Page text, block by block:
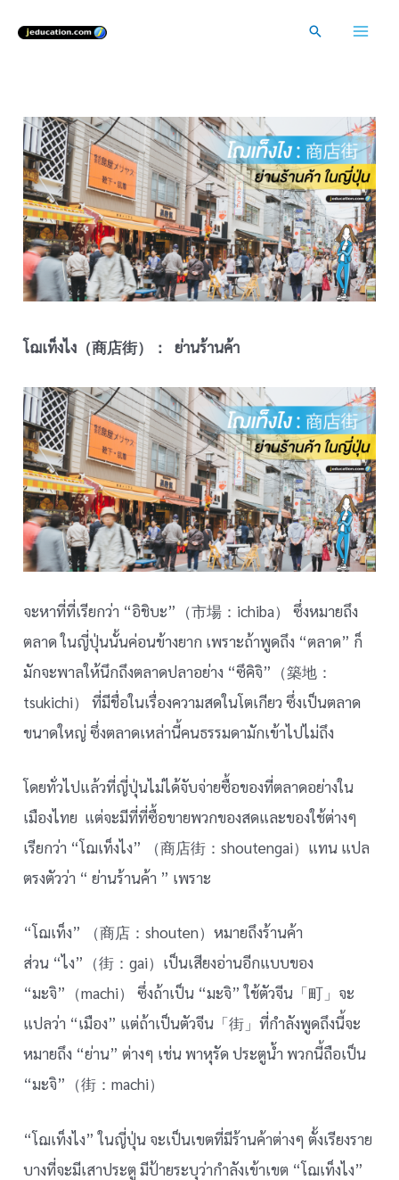
Search
โฌเท็งไง（商店街）： ย่านร้านค้า
จะหาที่ที่เรียกว่า “อิชิบะ”（市場：ichiba） ซึ่งหมายถึง
ตลาด ในญี่ปุ่นนั้นค่อนข้างยาก เพราะถ้าพูดถึง “ตลาด” ก็
มักจะพาลให้นึกถึงตลาดปลาอย่าง “ซึคิจิ”（築地：
tsukichi） ที่มีชื่อในเรื่องความสดในโตเกียว ซึ่งเป็นตลาด
ขนาดใหญ่ ซึ่งตลาดเหล่านี้คนธรรมดามักเข้าไปไม่ถึง
โดยทั่วไปแล้วที่ญี่ปุ่นไม่ได้จับจ่ายซื้อของที่ตลาดอย่างใน
เมืองไทย แต่จะมีที่ที่ซื้อขายพวกของสดและของใช้ต่างๆ
เรียกว่า “โฌเท็งไง” （商店街：shoutengai）แทน แปล
ตรงตัวว่า “ ย่านร้านค้า ” เพราะ
“โฌเท็ง” （商店：shouten）หมายถึงร้านค้า
ส่วน “ไง”（街：gai）เป็นเสียงอ่านอีกแบบของ
“มะจิ”（machi） ซึ่งถ้าเป็น “มะจิ” ใช้ตัวจีน「町」จะ
แปลว่า “เมือง” แต่ถ้าเป็นตัวจีน「街」ที่กำลังพูดถึงนี้จะ
หมายถึง “ย่าน” ต่างๆ เช่น พาหุรัด ประตูน้ำ พวกนี้ถือเป็น
“มะจิ”（街：machi）
“โฌเท็งไง” ในญี่ปุ่น จะเป็นเขตที่มีร้านค้าต่างๆ ตั้งเรียงราย
บางที่จะมีเสาประตู มีป้ายระบุว่ากำลังเข้าเขต “โฌเท็งไง”